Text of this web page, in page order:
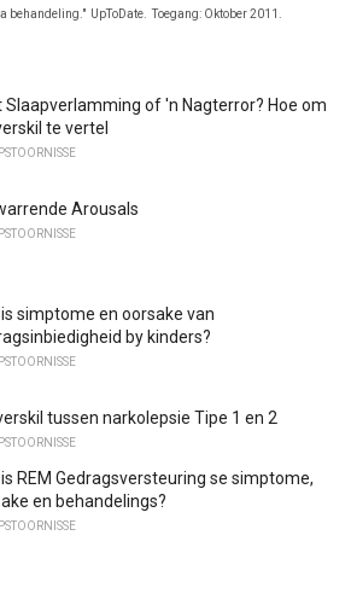
behandeling." UpToDate. Toegang: Oktober 2011.
Slaapverlamming of 'n Nagterror? Hoe om
te vertel
Arousals
simptome en oorsake van
by kinders?
tussen narkolepsie Tipe 1 en 2
REM Gedragsversteuring se simptome,
en behandelings?